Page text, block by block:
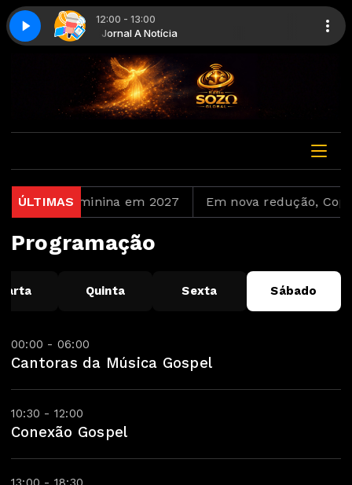
12:00 - 13:00
Jornal A Notícia
1 Jornal A Notícia - Parte 1
ÚLTIMAS
Copa Feminina em 2027 Em nova redução,
Programação
Quinta Sexta Sábado
00:00 - 06:00
Cantoras da Música Gospel
10:30 - 12:00
Conexão Gospel